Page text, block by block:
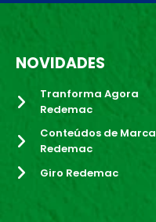
NOVIDADES
Tranforma Agora
Redemac
Conteúdos de Marca
Redemac
Giro Redemac